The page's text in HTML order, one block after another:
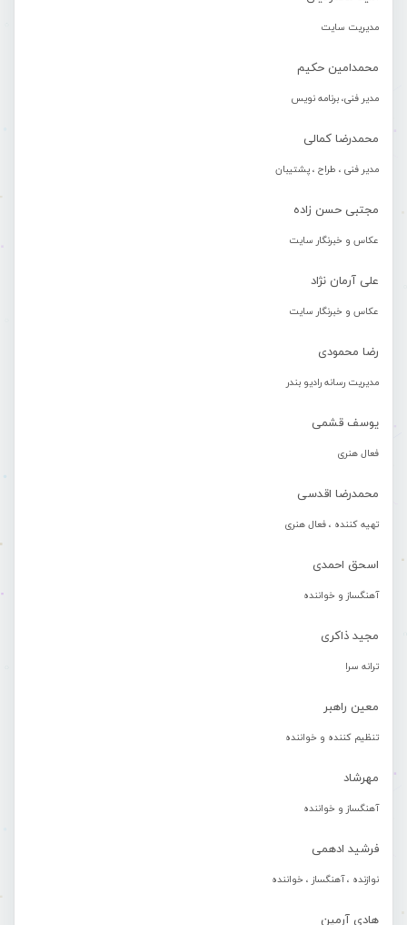
مدیریت سایت
محمدامین حکیم
مدیر فنی، برنامه نویس
محمدرضا کمالی
مدیر فنی ، طراح ، پشتیبان
مجتبی حسن زاده
عکاس و خبرنگار سایت
علی آرمان نژاد
عکاس و خبرنگار سایت
رضا محمودی
مدیریت رسانه رادیو بندر
یوسف قشمی
فعال هنری
محمدرضا اقدسی
تهیه کننده ، فعال هنری
اسحق احمدی
آهنگساز و خواننده
مجید ذاکری
ترانه سرا
معین راهبر
تنظیم کننده و خواننده
مهرشاد
آهنگساز و خواننده
فرشید ادهمی
نوازنده ، آهنگساز ، خواننده
هادی آرمین